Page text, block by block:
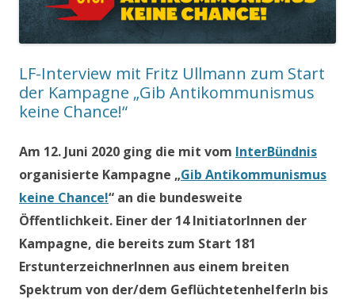
LF-Interview mit Fritz Ullmann zum Start
der Kampagne „Gib Antikommunismus
keine Chance!“
Am 12. Juni 2020 ging die mit vom InterBündnis
organisierte Kampagne „Gib Antikommunismus
keine Chance!“ an die bundesweite
Öffentlichkeit. Einer der 14 InitiatorInnen der
Kampagne, die bereits zum Start 181
ErstunterzeichnerInnen aus einem breiten
Spektrum von der/dem GeflüchtetenhelferIn bis